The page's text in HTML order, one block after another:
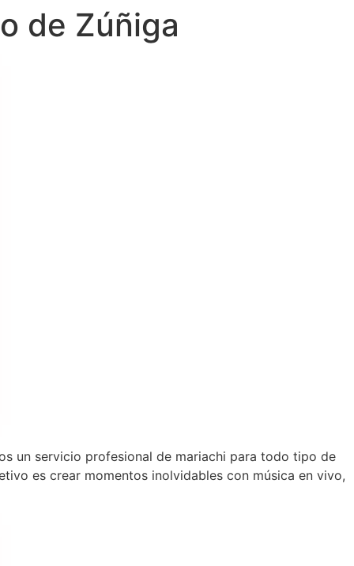
de Zúñiga
un servicio profesional de mariachi para todo tipo de
es crear momentos inolvidables con música en vivo,